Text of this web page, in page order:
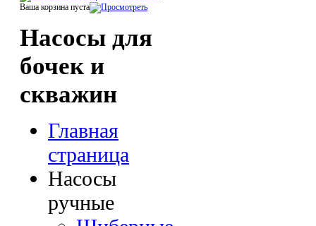
Ваша корзина пуста
Насосы для
бочек и
скважин
Главная
страница
Насосы
ручные